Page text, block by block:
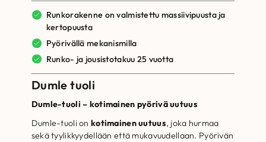
Runkorakenne on valmistettu massiivipuusta ja
kertopuusta
Pyörivällä mekanismilla
Runko- ja jousistotakuu 25 vuotta
Dumle tuoli
Dumle-tuoli – kotimainen pyörivä uutuus
Dumle-tuoli onkotimainen uutuus, joka hurmaa
sekä tyylikkyydellään että mukavuudellaan. Pyörivän